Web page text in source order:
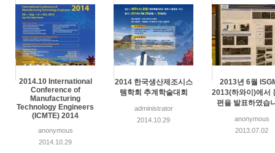
2014.10 International
Conference of
Manufacturing
Technology Engineers
(ICMTE) 2014
anonymous
2014.10.29
2014 한국생산제조시스
템학회 추계학술대회
administrator
2014.10.29
2013년 6월
2013(하와이)에서
편을 발표하였습
anonymous
2013.07.02